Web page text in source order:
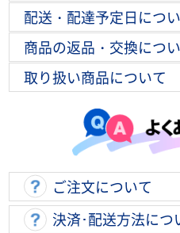
配送・配達予定日につ
商品の返品・交換につ
取り扱い商品について
ご注文について
決済･配送方法につ